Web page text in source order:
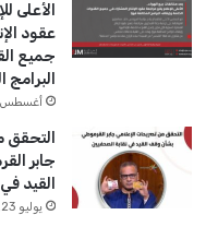
الأعلى
عقود
جميع
البرامج
أغسطس 3,
التحقق
جابر
القيد
يوليو 23, 2026